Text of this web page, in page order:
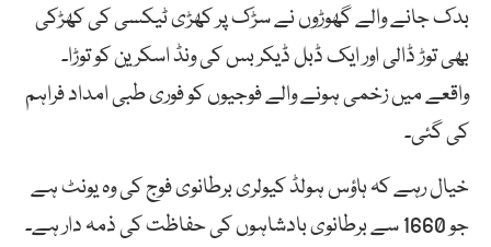
بدک جانے والے گھوڑوں نے سڑک پر کھڑی ٹیکسی کی کھڑکی
بھی توڑ ڈالی اور ایک ڈبل ڈیکر بس کی ونڈ اسکرین کو توڑا۔
واقعے میں زخمی ہونے والے فوجیوں کو فوری طبی امداد فراہم
کی گئی۔
خیال رہے کہ ہاؤس ہولڈ کیولری برطانوی فوج کی وہ یونٹ ہے
جو 1660 سے برطانوی بادشاہوں کی حفاظت کی ذمہ دار ہے۔